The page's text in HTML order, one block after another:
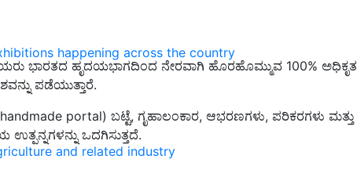
happening across the country
and related industry
ಭಾರತದ ಹೃದಯಭಾಗದಿಂದ ನೇರವಾಗಿ ಹೊರಹೊಮ್ಮುವ 100% ಅಧಿಕೃತ
ಪಡೆಯುತ್ತಾರೆ.
portal) ಬಟ್ಟೆ, ಗೃಹಾಲಂಕಾರ, ಆಭರಣಗಳು, ಪರಿಕರಗಳು ಮತ್ತು
ಉತ್ಪನ್ನಗಳನ್ನು ಒದಗಿಸುತ್ತದೆ.